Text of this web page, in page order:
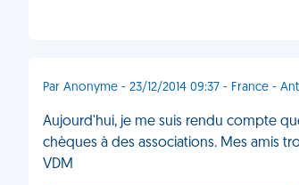
Par Anonyme - 23/12/2014 09:37 - France -
Aujourd'hui, je me suis rendu compte
chèques à des associations. Mes amis
VDM